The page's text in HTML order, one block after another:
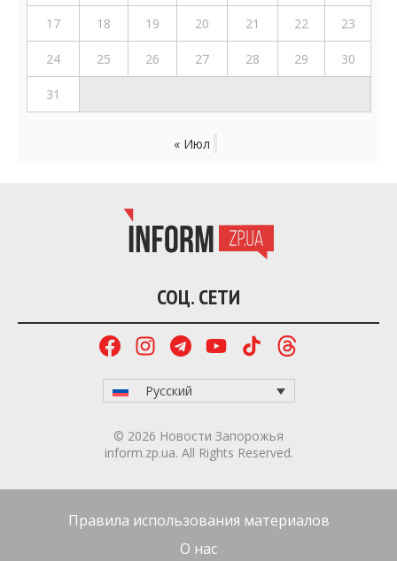
17 18 19 20 21 22 23
24 25 26 27 28 29 30
31
« Июл
СОЦ. СЕТИ
Русский
© 2026 Новости Запорожья
inform.zp.ua. All Rights Reserved.
Правила использования материалов
О нас